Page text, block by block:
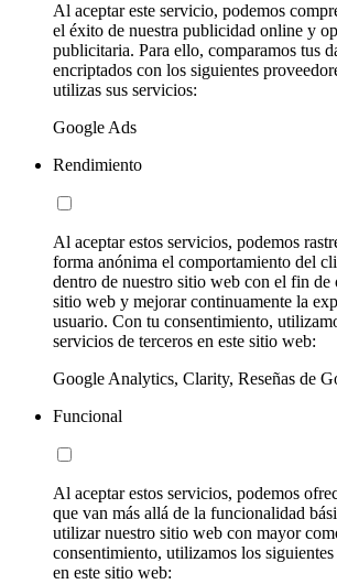
Al aceptar este servicio, podemos
el éxito de nuestra publicidad online y
publicitaria. Para ello, comparamos tus
encriptados con los siguientes
utilizas sus servicios:
Google Ads
Rendimiento
Al aceptar estos servicios, podemos
forma anónima el comportamiento del
dentro de nuestro sitio web con el fin de
sitio web y mejorar continuamente la
usuario. Con tu consentimiento,
servicios de terceros en este sitio web:
Google Analytics, Clarity, Reseñas de
Funcional
Al aceptar estos servicios, podemos
que van más allá de la funcionalidad
utilizar nuestro sitio web con mayor
consentimiento, utilizamos los
en este sitio web: